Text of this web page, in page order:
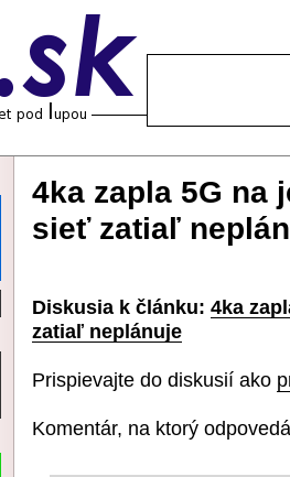
4ka zapla 5G na
sieť zatiaľ
Diskusia k článku: 4ka
zatiaľ neplánuje
Prispievajte do diskusií ako
Komentár, na ktorý